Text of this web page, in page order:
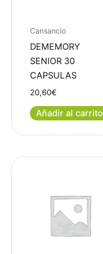
Cansancio
DEMEMORY
SENIOR 30
CAPSULAS
20,60€
Añadir al carrito